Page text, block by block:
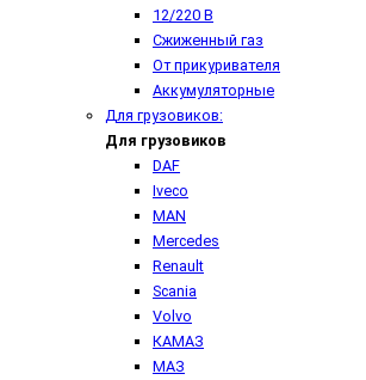
12/220 В
Сжиженный газ
От прикуривателя
Аккумуляторные
Для грузовиков:
Для грузовиков
DAF
Iveco
MAN
Mercedes
Renault
Scania
Volvo
КАМАЗ
МАЗ